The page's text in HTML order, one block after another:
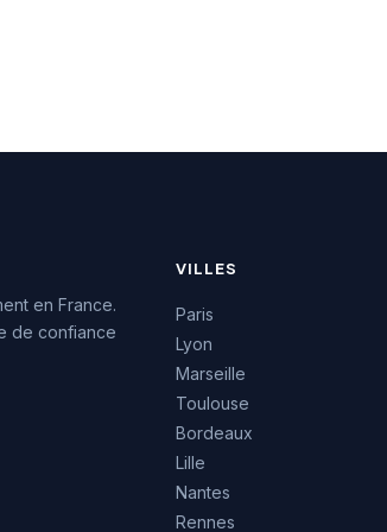
en France.
de confiance
VILLES
Paris
Lyon
Marseille
Toulouse
Bordeaux
Lille
Nantes
Rennes